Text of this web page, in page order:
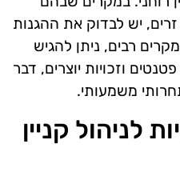
זרים, יש לבדוק את ההגנות
רבים, ניתן להגיש
וזכויות יוצרים, דבר
משמעותי.
לניהול קניין